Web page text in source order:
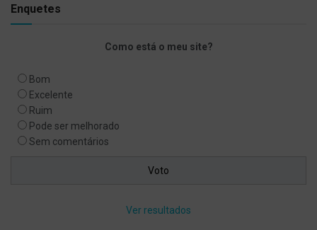
Enquetes
Como está o meu site?
Bom
Excelente
Ruim
Pode ser melhorado
Sem comentários
Ver resultados